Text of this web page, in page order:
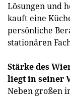
Lösungen und
kauft eine
persönliche
stationären
Stärke des
liegt in seiner
Neben großen